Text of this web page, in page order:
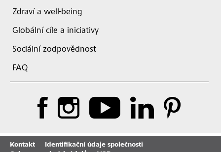
Zdraví a well-being
Globální cíle a iniciativy
Sociální zodpovědnost
FAQ
Kontakt
Identifikační údaje společnosti